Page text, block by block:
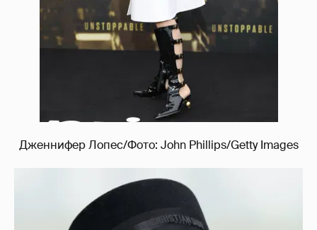
Дженнифер Лопес/Фото: John Phillips/Getty Images